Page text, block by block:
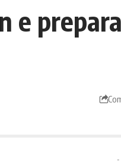
e
-